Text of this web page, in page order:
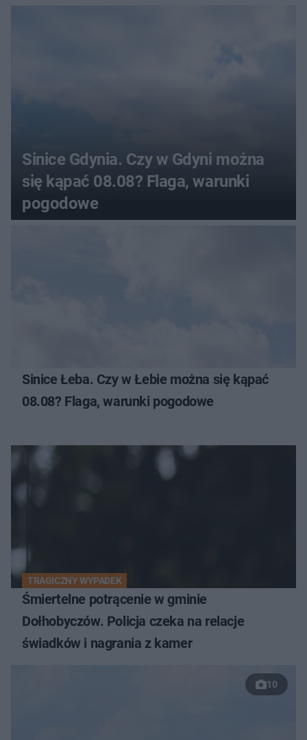
Sinice Gdynia. Czy w Gdyni można
się kąpać 08.08? Flaga, warunki
pogodowe
Sinice Łeba. Czy w Łebie można się kąpać
08.08? Flaga, warunki pogodowe
TRAGICZNY WYPADEK
Śmiertelne potrącenie w gminie
Dołhobyczów. Policja czeka na relacje
świadków i nagrania z kamer
10